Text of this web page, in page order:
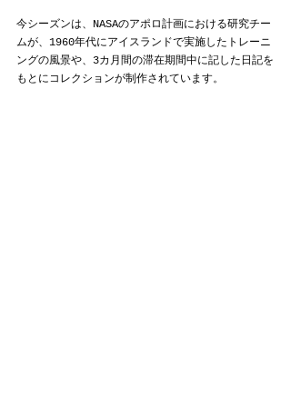
今シーズンは、NASAのアポロ計画における研究チー
ムが、1960年代にアイスランドで実施したトレーニ
ングの風景や、3カ月間の滞在期間中に記した日記を
もとにコレクションが制作されています。